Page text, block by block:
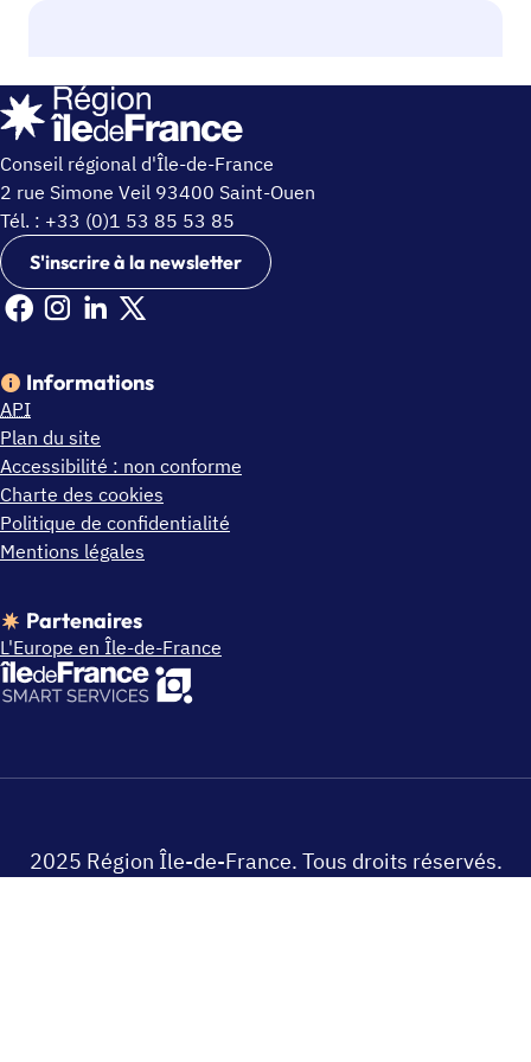
Conseil régional d'Île-de-France
2 rue Simone Veil 93400 Saint-Ouen
Tél. : +33 (0)1 53 85 53 85
S'inscrire à la newsletter
Facebook Ile de France (nouvelle fenêtre)
Instagram Ile de France (nouvelle fenêtre)
Linkedin Ile de France (nouvelle fenêtre)
X Ile de France (nouvelle fenêtre)
Informations
API
Plan du site
Accessibilité : non conforme
Charte des cookies
Politique de confidentialité
Mentions légales
Partenaires
L'Europe en Île-de-France
2025 Région Île-de-France. Tous droits réservés.